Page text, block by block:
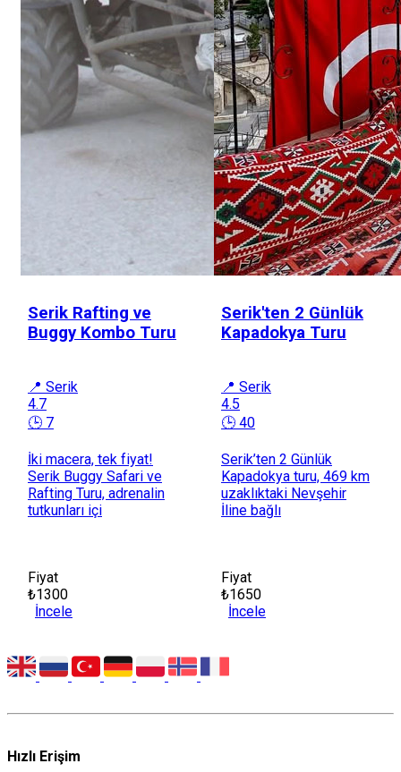
Serik Rafting ve
Buggy Kombo Turu
📍 Serik
4.7
🕒 7
İki macera, tek fiyat!
Serik Buggy Safari ve
Rafting Turu, adrenalin
tutkunları içi
Fiyat
₺1300
İncele
Serik'ten 2 Günlük
Kapadokya Turu
📍 Serik
4.5
🕒 40
Serik’ten 2 Günlük
Kapadokya turu, 469 km
uzaklıktaki Nevşehir
İline bağlı
Fiyat
₺1650
İncele
Hızlı Erişim